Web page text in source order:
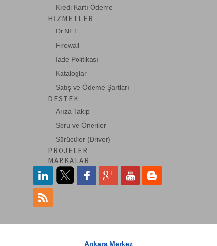
Kredi Kartı Ödeme
HIZMETLER
Dr.NET
Firewall
İade Politikası
Kataloglar
Satış ve Ödeme Şartları
DESTEK
Arıza Takip
Soru ve Öneriler
Sürücüler (Driver)
PROJELER
MARKALAR
Ankara Merkez